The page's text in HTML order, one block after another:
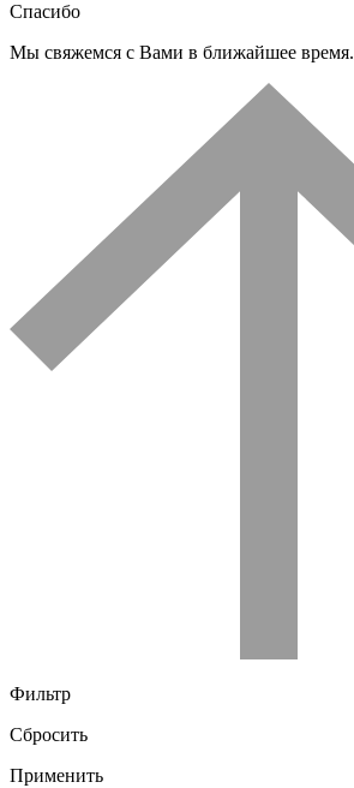
Спасибо
Мы свяжемся с Вами в ближайшее время.
Фильтр
Сбросить
Применить